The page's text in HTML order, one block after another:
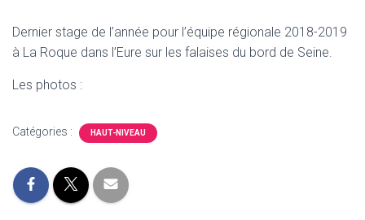
Dernier stage de l’année pour l’équipe régionale 2018-2019
à La Roque dans l’Eure sur les falaises du bord de Seine.
Les photos :
Catégories : HAUT-NIVEAU